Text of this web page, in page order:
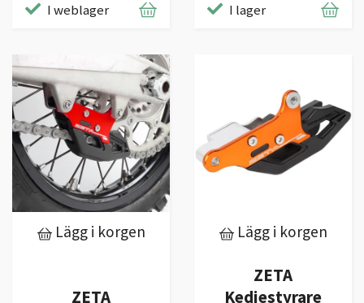
I weblager I lager
Lägg i korgen
ZETA
Lägg i korgen
ZETA
Kedjestyrare